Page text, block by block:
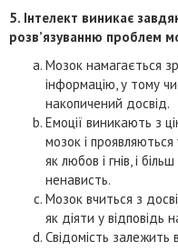
5. Інтелект виникає
розв’язуванню проблем
Мозок намагається
інформацію, у тому
накопичений досвід.
Емоції виникають з
мозок і проявляються
як любов і гнів, і
ненависть.
Мозок вчиться з
як діяти у відповідь
Свідомість залежить